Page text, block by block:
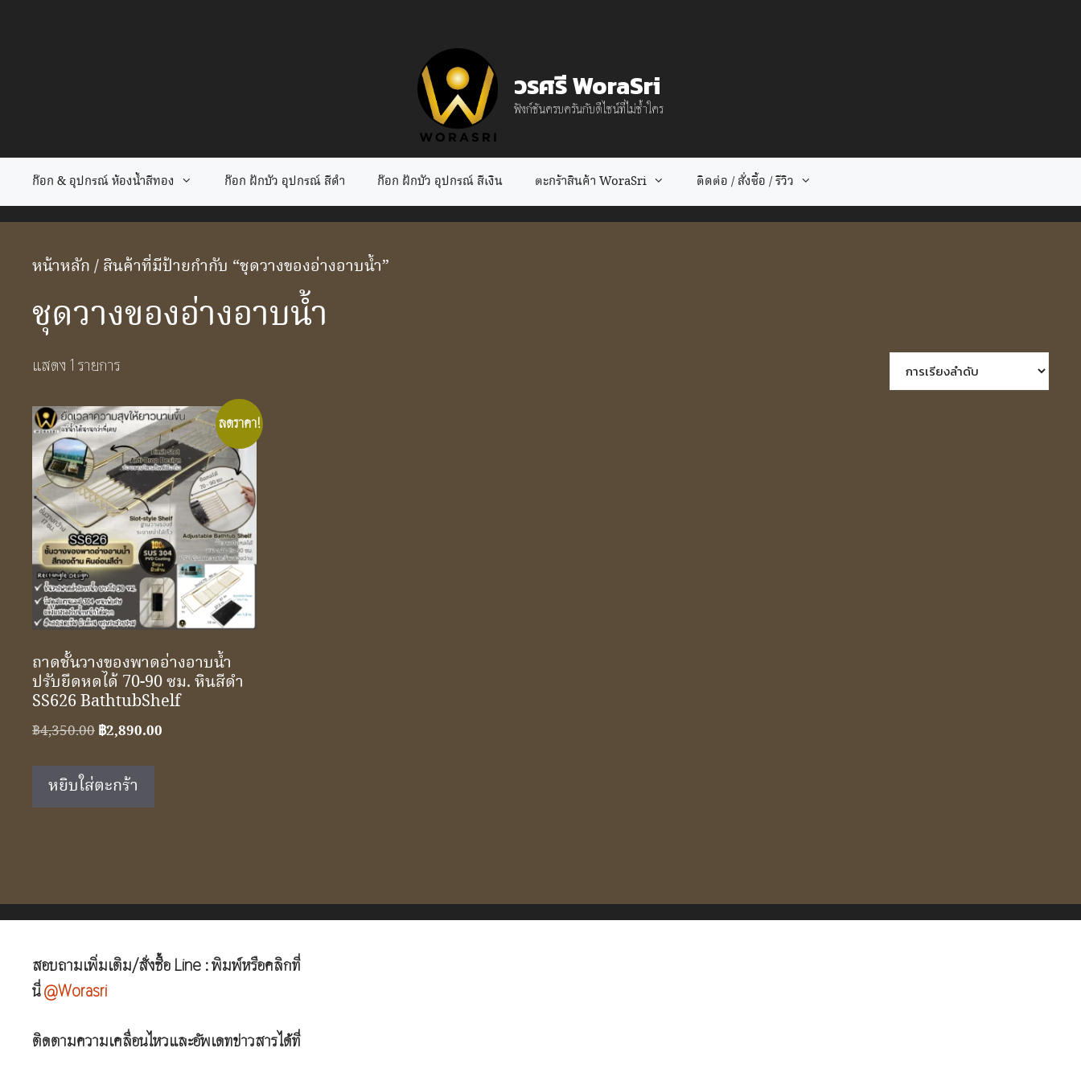
วรศรี WoraSri
ฟังก์ชันครบครันกับดีไซน์ที่ไม่ซ้ำใคร
ก๊อก & อุปกรณ์ ห้องน้ำสีทอง ก๊อก ฝักบัว อุปกรณ์ สีดำ ก๊อก ฝักบัว อุปกรณ์ สีเงิน ตะกร้าสินค้า WoraSri ติดต่อ / สั่งซื้อ / รีวิว
หน้าหลัก/ สินค้าที่มีป้ายกำกับ “ชุดวางของอ่างอาบน้ำ”
ชุดวางของอ่างอาบน้ำ
แสดง 1 รายการ
ลดราคา!
ถาดชั้นวางของพาดอ่างอาบน้ำ
ปรับยืดหดได้ 70-90 ซม. หินสีดำ
SS626 BathtubShelf
฿4,350.00Original
was:
฿4,350.00.
฿2,890.00
หยิบใส่ตะกร้า
สอบถามเพิ่มเติม/สั่งซื้อ Line : พิมพ์หรือคลิกที่
นี่@Worasri
ติดตามความเคลื่อนไหวและอัพเดทข่าวสารได้ที่